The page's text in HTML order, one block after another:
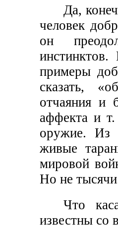
Да,
человек
он
примеры
сказать,
отчаяния и
аффекта и
оружие. Из
живые
мировой
Но не
Что
известны со